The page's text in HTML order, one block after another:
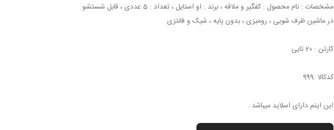
مشخصات : نام محصول : کفگیر و ملاقه ، برند : او استایل ، تعداد : 5 عددی ، قابل شستشو
در ماشین ظرف شویی ، رومیزی ، بدون پایه ، شیک و فانتزی
کارتن : 20 تایی
کدکالا :999
این ایتم دارای اسلاید میباشد .